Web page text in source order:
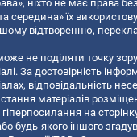
ніхто не має права
середина» їх
відтворенню,
не поділяти точку
За достовірність
відповідальність
матеріалів
на
будь-якого іншого